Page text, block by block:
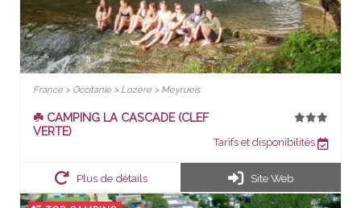
France > Occitanie > Lozère > Meyrueis
☘️ CAMPING LA CASCADE (CLEF
VERTE)
Tarifs et disponibilités
Plus de détails Site Web